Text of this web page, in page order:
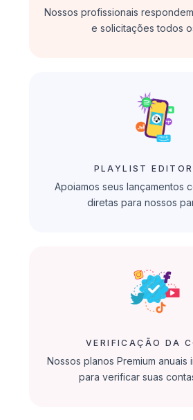
Nossos profissionais
e solicitações todos
PLAYLIST
Apoiamos seus lançamentos
diretas para nossos
VERIFICAÇÃO DA
Nossos planos Premium anuais
para verificar suas